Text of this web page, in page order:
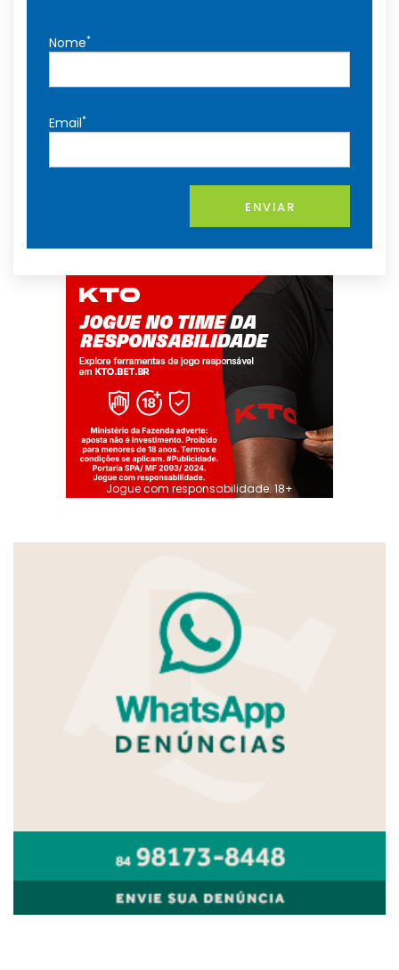
Nome*
Email*
ENVIAR
Jogue com responsabilidade. 18+